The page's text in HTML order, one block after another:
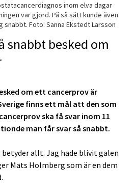
inom elva dagar
var gjord. På så sätt kunde även
snabbt. Foto: Sanna Ekstedt Larsson
snabbt besked om
om ett cancerprov är
finns ett mål att den som
ska få svar inom 11
man får svar så snabbt.
allt. Jag hade blivit galen
Mats Holmberg som är en dem